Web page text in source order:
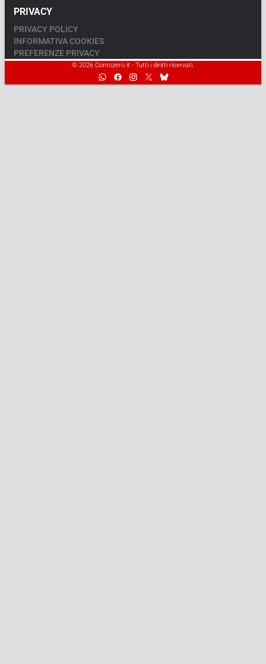
PRIVACY
PRIVACY POLICY
INFORMATIVA COOKIES
PREFERENZE PRIVACY
© 2026 Comozero.it - Tutti i diritti riservati.